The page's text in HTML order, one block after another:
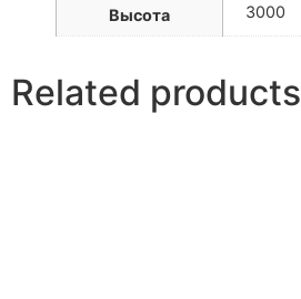
Высота 3000
Related products